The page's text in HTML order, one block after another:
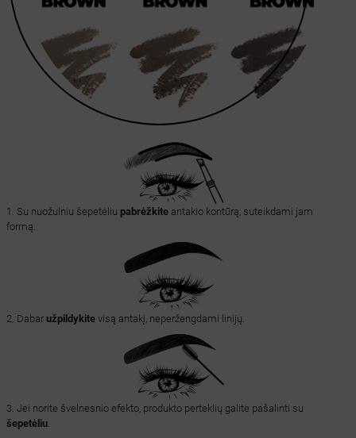
1. Su nuožulniu šepetėliu pabrėžkiteantakio kontūrą, suteikdami jam
formą.
2. Dabar užpildykitevisą antakį, neperžengdami linijų.
3. Jei norite švelnesnio efekto, produkto perteklių galite pašalinti su
šepetėliu.